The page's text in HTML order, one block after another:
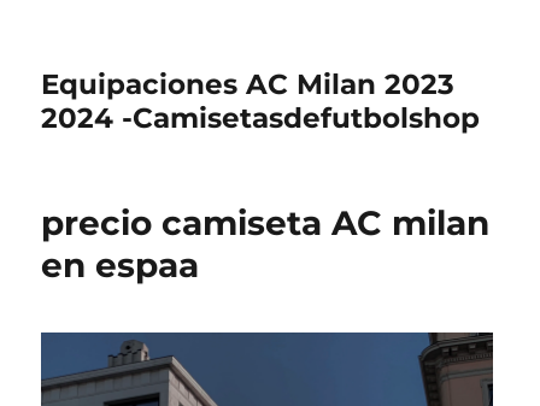
Equipaciones AC Milan 2023
2024 -Camisetasdefutbolshop
precio camiseta AC milan
en espaa